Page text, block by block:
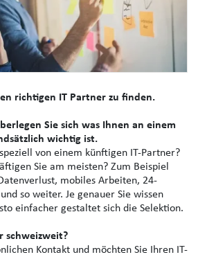
richtigen IT Partner zu finden.
Sie sich was Ihnen an einem
wichtig ist.
von einem künftigen IT-Partner?
Sie am meisten? Zum Beispiel
mobiles Arbeiten, 24-
so weiter. Je genauer Sie wissen
einfacher gestaltet sich die Selektion.
schweizweit?
Kontakt und möchten Sie Ihren IT-